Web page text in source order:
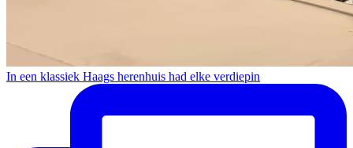
In een klassiek Haags herenhuis had elke verdiepin